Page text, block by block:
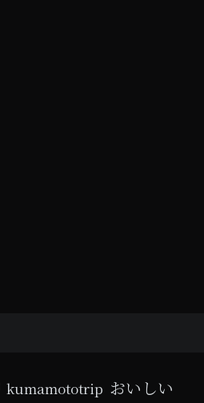
kumamototrip おいしい